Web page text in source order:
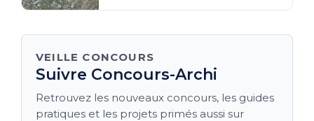
VEILLE CONCOURS
Suivre Concours-Archi
Retrouvez les nouveaux concours, les guides
pratiques et les projets primés aussi sur